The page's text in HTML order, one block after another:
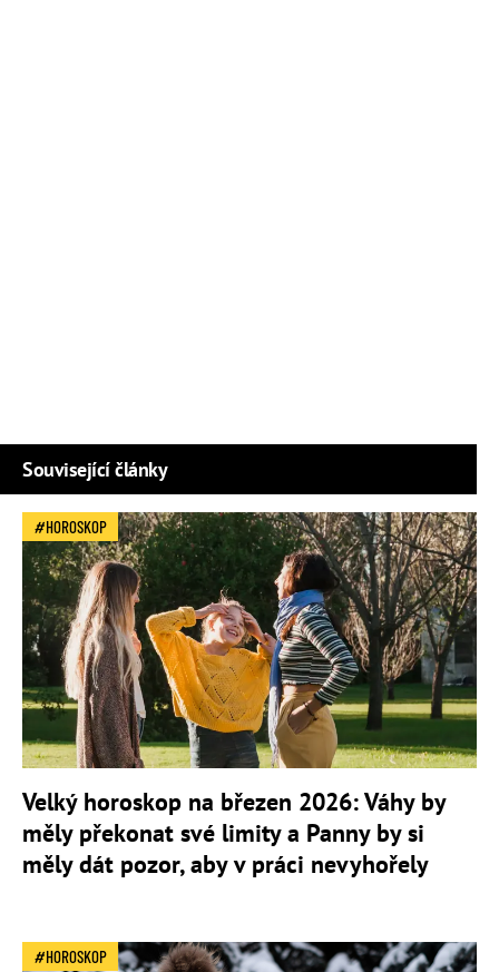
Související články
HOROSKOP
Velký horoskop na březen 2026: Váhy by
měly překonat své limity a Panny by si
měly dát pozor, aby v práci nevyhořely
HOROSKOP